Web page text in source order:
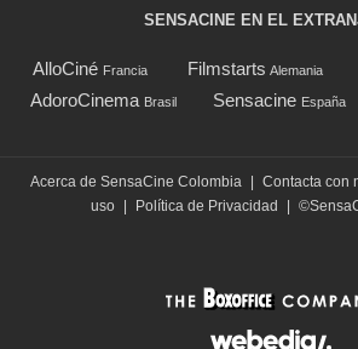
SENSACINE EN EL
AlloCiné Francia Filmstarts Alemania
AdoroCinema Brasil Sensacine España
Acerca de SensaCine Colombia Contacta con
uso
Política de Privacidad